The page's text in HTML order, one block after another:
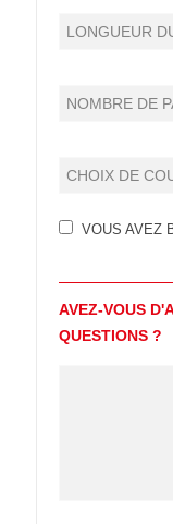
VOUS AVEZ
AVEZ-VOUS
QUESTIONS ?